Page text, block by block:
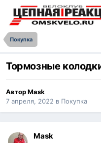
Покупка
Тормозные
АвторMask
7 апреля, 2022 в Покупка
Mask